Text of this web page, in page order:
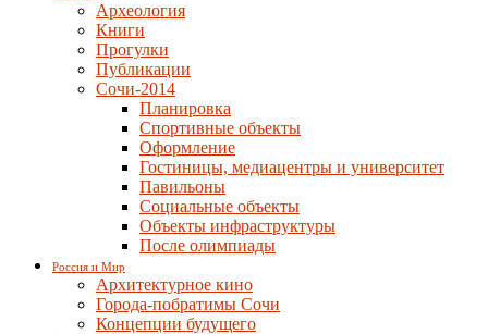
Археология
Книги
Прогулки
Публикации
Сочи-2014
Планировка
Спортивные объекты
Оформление
Гостиницы, медиацентры и университет
Павильоны
Социальные объекты
Объекты инфраструктуры
После олимпиады
Россия и Мир
Архитектурное кино
Города-побратимы Сочи
Концепции будущего